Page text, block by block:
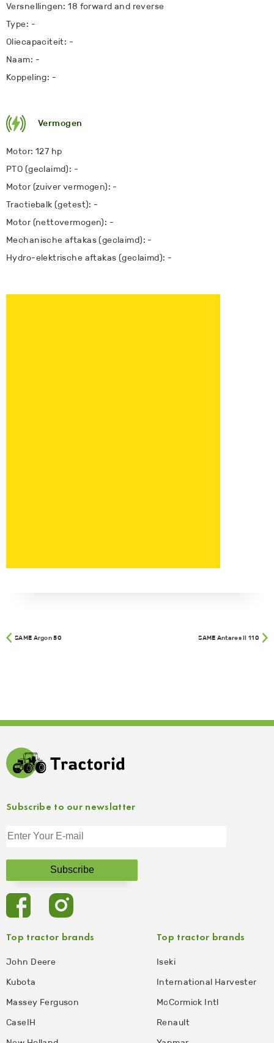
Versnellingen: 18 forward and reverse
Type: -
Oliecapaciteit: -
Naam: -
Koppeling: -
Vermogen
Motor: 127 hp
PTO (geclaimd): -
Motor (zuiver vermogen): -
Tractiebalk (getest): -
Motor (nettovermogen): -
Mechanische aftakas (geclaimd): -
Hydro-elektrische aftakas (geclaimd): -
SAME Argon 50 SAME Antares II 110
Top tractor brands
John Deere
Kubota
Massey Ferguson
CaseIH
Top tractor brands
Iseki
International Harvester
McCormick Intl
Renault
Subscribe to our newslatter